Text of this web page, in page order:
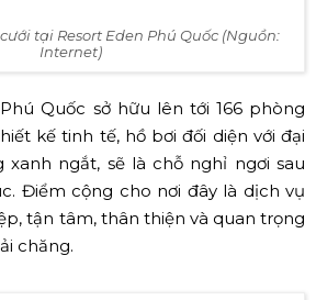
một không gian biển siêu lãng mạn
gió vi vu, biển xanh cát trắng, một
như cổ tích. Novotel sẽ giúp bạn
đó thành sự thật. Thêm nữa, tại
rộng lên tới 470m2 sức chứa lên